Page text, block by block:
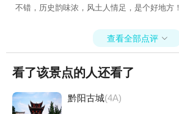
不错，历史韵味浓，风土人情足，是个好地方！
查看全部点评 
看了该景点的人还看了
黔阳古城(4A)